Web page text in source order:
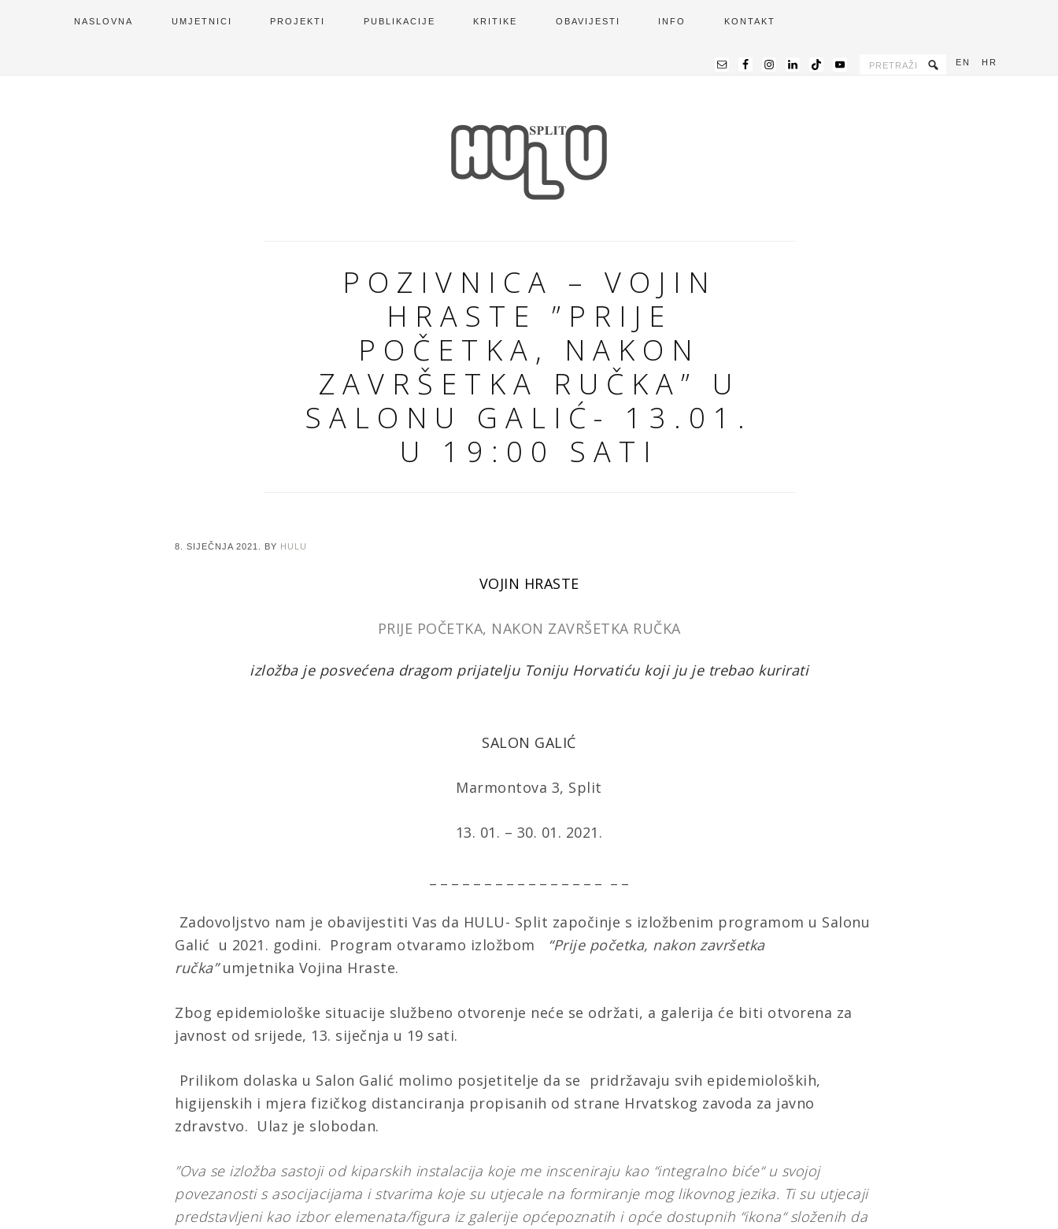
NASLOVNA UMJETNICI PROJEKTI PUBLIKACIJE KRITIKE OBAVIJESTI INFO KONTAKT
EN HR
POZIVNICA – VOJIN
HRASTE ”PRIJE
POČETKA, NAKON
ZAVRŠETKA RUČKA” U
SALONU GALIĆ- 13.01.
U 19:00 SATI
8. SIJEČNJA 2021. BY HULU
VOJIN HRASTE
PRIJE POČETKA, NAKON ZAVRŠETKA RUČKA
izložba je posvećena dragom prijatelju Toniju Horvatiću koji ju je trebao kurirati
SALON GALIĆ
Marmontova 3, Split
13. 01. – 30. 01. 2021.
Zadovoljstvo nam je obavijestiti Vas da HULU- Split započinje s izložbenim programom u Salonu
Galić u 2021. godini. Program otvaramo izložbom “Prije početka, nakon završetka
ručka”umjetnika Vojina Hraste.
Zbog epidemiološke situacije službeno otvorenje neće se održati, a galerija će biti otvorena za
javnost od srijede, 13. siječnja u 19 sati.
Prilikom dolaska u Salon Galić molimo posjetitelje da se pridržavaju svih epidemioloških,
higijenskih i mjera fizičkog distanciranja propisanih od strane Hrvatskog zavoda za javno
zdravstvo. Ulaz je slobodan.
”Ova se izložba sastoji od kiparskih instalacija koje me insceniraju kao “integralno biće“ u svojoj
povezanosti s asocijacijama i stvarima koje su utjecale na formiranje mog likovnog jezika. Ti su utjecaji
predstavljeni kao izbor elemenata/figura iz galerije općepoznatih i opće dostupnih “ikona“ složenih da